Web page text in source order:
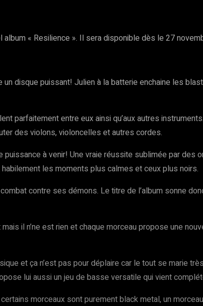
« Resilience ». Il sera disponible dès le 27
disque puissant! Julien à la batterie enchaine les
parfaitement entre eux ainsi qu’aux autres
des violons, violoncelles et autres cordes.
à venir! Une vraie réussite sublimée par
les moments plus calmes et ceux plus noirs.
contre ses démons. Le titre de l’album sonne
il n’ne est rien et chaque morceau propose une
et ça n’est pas pour déplaire car le tout se marie
lui aussi un jeu de basse versatile qui vient
morceaux sont purement black metal, un